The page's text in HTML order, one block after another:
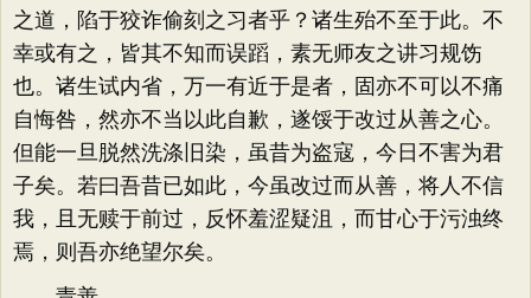
之道，陷于狡诈偷刻之习者乎？诸生殆不至于此。不
幸或有之，皆其不知而误蹈，素无师友之讲习规饬
也。诸生试内省，万一有近于是者，固亦不可以不痛
自悔咎，然亦不当以此自歉，遂馁于改过从善之心。
但能一旦脱然洗涤旧染，虽昔为盗寇，今日不害为君
子矣。若曰吾昔已如此，今虽改过而从善，将人不信
我，且无赎于前过，反怀羞涩疑沮，而甘心于污浊终
焉，则吾亦绝望尔矣。